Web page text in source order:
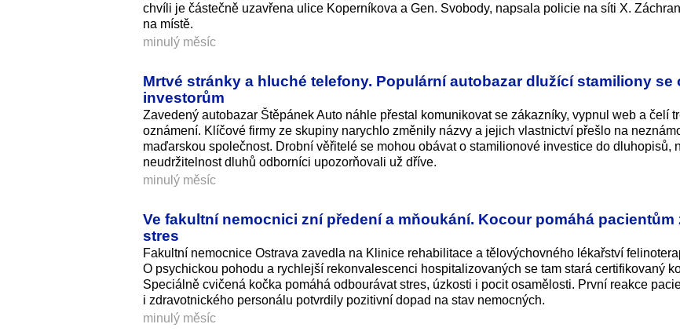
chvíli je částečně uzavřena ulice Koperníkova a Gen. Svobody, napsala policie na síti X.
na místě.
minulý měsíc
Mrtvé stránky a hluché telefony. Populární autobazar dlužící stamiliony se
investorům
Zavedený autobazar Štěpánek Auto náhle přestal komunikovat se zákazníky, vypnul web a čelí
oznámení. Klíčové firmy ze skupiny narychlo změnily názvy a jejich vlastnictví přešlo na
maďarskou společnost. Drobní věřitelé se mohou obávat o stamilionové investice do dluhopisů,
neudržitelnost dluhů odborníci upozorňovali už dříve.
minulý měsíc
Ve fakultní nemocnici zní předení a mňoukání. Kocour pomáhá pacientům
stres
Fakultní nemocnice Ostrava zavedla na Klinice rehabilitace a tělovýchovného lékařství
O psychickou pohodu a rychlejší rekonvalescenci hospitalizovaných se tam stará certifikovaný
Speciálně cvičená kočka pomáhá odbourávat stres, úzkosti i pocit osamělosti. První reakce
i zdravotnického personálu potvrdily pozitivní dopad na stav nemocných.
minulý měsíc